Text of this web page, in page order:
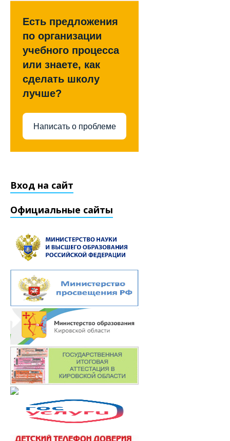
Есть предложения
по организации
учебного процесса
или знаете, как
сделать школу
лучше?
Написать о проблеме
Вход на сайт
Официальные сайты